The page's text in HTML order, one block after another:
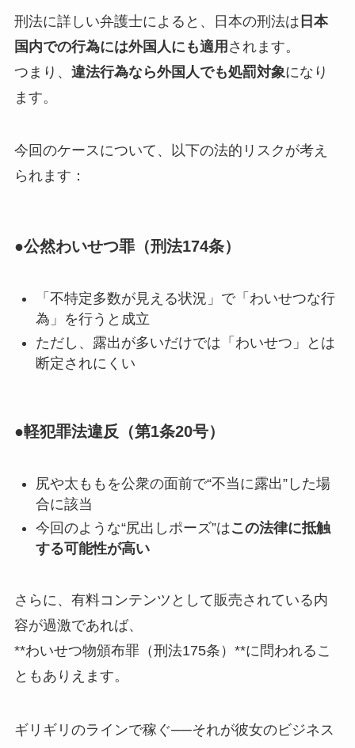
刑法に詳しい弁護士によると、日本の刑法は 日本
国内での行為には外国人にも適用 されます。
つまり、 違法行為なら外国人でも処罰対象になり
ます。
今回のケースについて、以下の法的リスクが考え
られます：
●公然わいせつ罪（刑法174条）
「不特定多数が見える状況」で「わいせつな行
為」を行うと成立
ただし、露出が多いだけでは「わいせつ」とは
断定されにくい
●軽犯罪法違反（第1条20号）
尻や太ももを公衆の面前で“不当に露出”した場
合に該当
今回のような“尻出しポーズ”はこの法律に抵触
する可能性が高い
さらに、有料コンテンツとして販売されている内
容が過激であれば、
**わいせつ物頒布罪（刑法175条）**に問われるこ
ともありえます。
ギリギリのラインで稼ぐ──それが彼女のビジネス